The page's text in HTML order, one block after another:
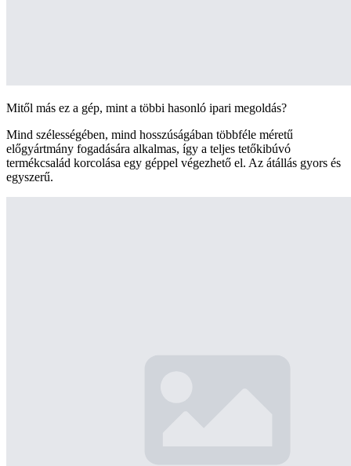
Mitől más ez a gép, mint a többi hasonló ipari megoldás?
Mind szélességében, mind hosszúságában többféle méretű
előgyártmány fogadására alkalmas, így a teljes tetőkibúvó
termékcsalád korcolása egy géppel végezhető el. Az átállás gyors és
egyszerű.